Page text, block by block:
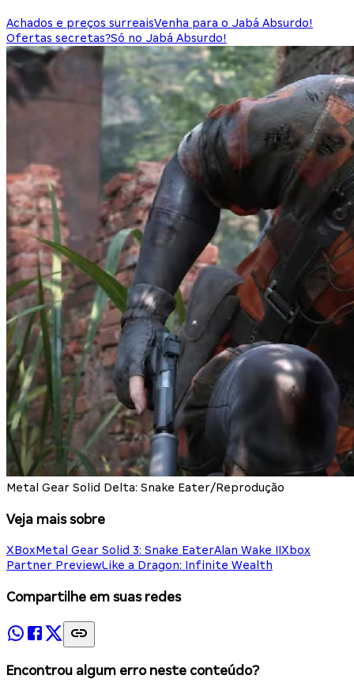
Achados e preços surreaisVenha para o Jabá Absurdo!
Ofertas secretas?Só no Jabá Absurdo!
Metal Gear Solid Delta: Snake Eater/Reprodução
Veja mais sobre
XBoxMetal Gear Solid 3: Snake EaterAlan Wake IIXbox
Partner PreviewLike a Dragon: Infinite Wealth
Compartilhe em suas redes
Encontrou algum erro neste conteúdo?